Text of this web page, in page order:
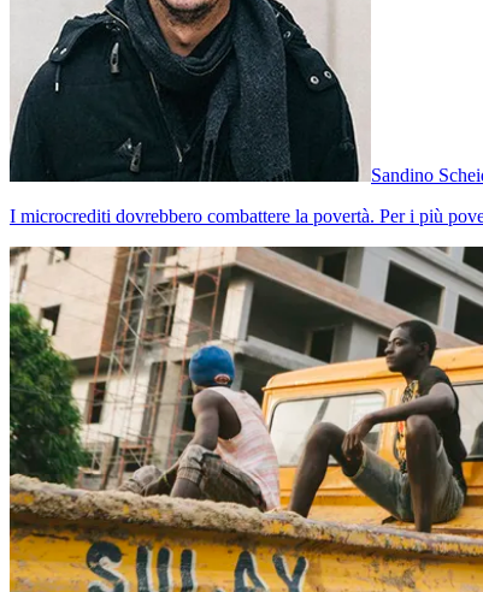
Sandino
I microcrediti dovrebbero combattere la povertà. Per i più